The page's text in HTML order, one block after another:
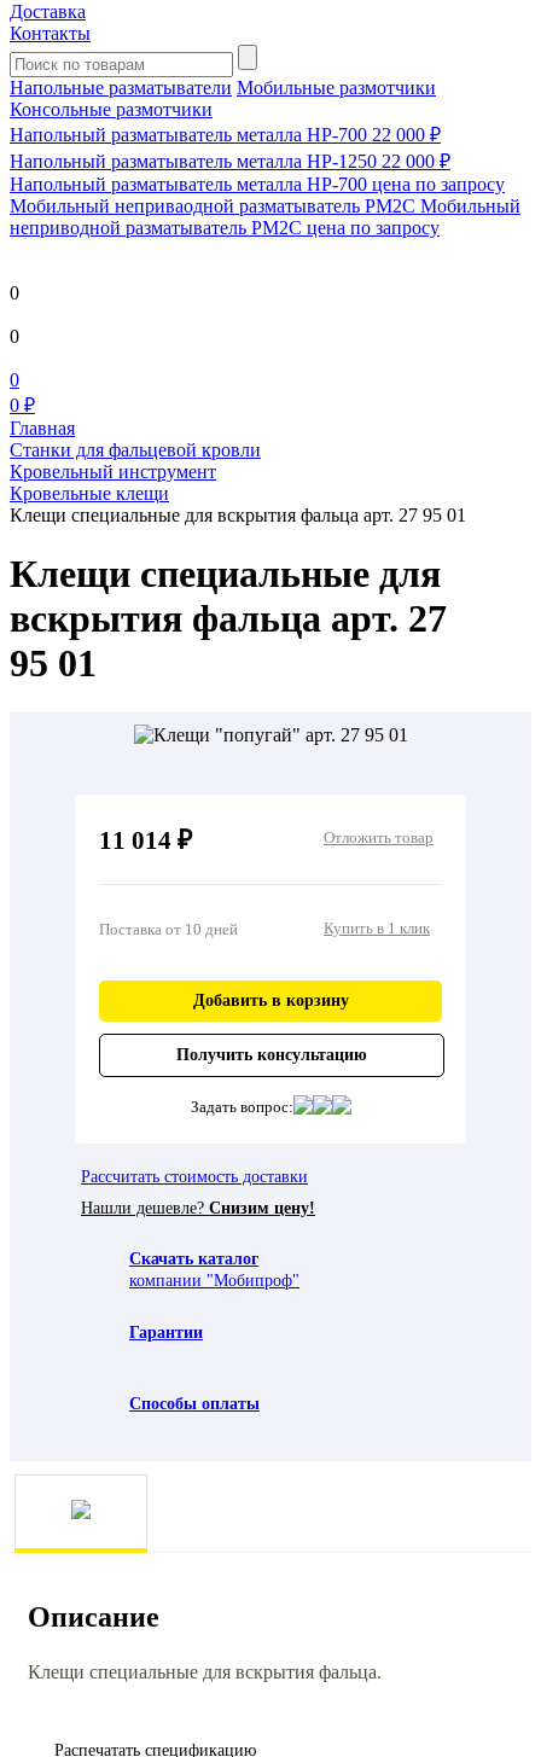
Доставка
Контакты
Напольные разматыватели Мобильные размотчики
Консольные размотчики
Напольный разматыватель металла HP-700 22 000 ₽
Напольный разматыватель металла HP-1250 22 000 ₽
Напольный разматыватель металла HP-700 цена по запросу
Мобильный непривaодной разматыватель РМ2С Мобильный
неприводной разматыватель РМ2С цена по запросу
0
0
0
0 ₽
Главная
Станки для фальцевой кровли
Кровельный инструмент
Кровельные клещи
Клещи специальные для вскрытия фальца арт. 27 95 01
Клещи специальные для
вскрытия фальца арт. 27
95 01
11 014 ₽ Отложить товар
Поставка от 10 дней Купить в 1 клик
Добавить в корзину
Получить консультацию
Задать вопрос:
Рассчитать стоимость доставки
Нашли дешевле? Снизим цену!
Скачать каталог
компании "Мобипроф"
Гарантии
Способы оплаты
Описание
Клещи специальные для вскрытия фальца.
Распечатать спецификацию